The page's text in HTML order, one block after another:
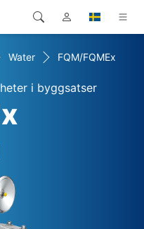
Water FQM/FQMEx
i byggsatser